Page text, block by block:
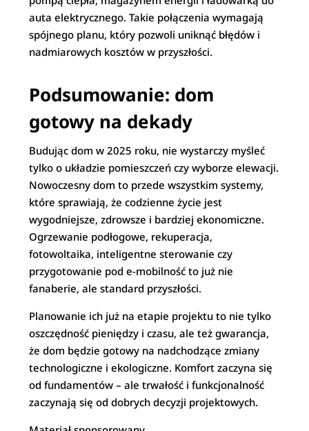
auta elektrycznego. Takie połączenia wymagają
spójnego planu, który pozwoli uniknąć błędów i
nadmiarowych kosztów w przyszłości.
Podsumowanie: dom
gotowy na dekady
Budując dom w 2025 roku, nie wystarczy myśleć
tylko o układzie pomieszczeń czy wyborze elewacji.
Nowoczesny dom to przede wszystkim systemy,
które sprawiają, że codzienne życie jest
wygodniejsze, zdrowsze i bardziej ekonomiczne.
Ogrzewanie podłogowe, rekuperacja,
fotowoltaika, inteligentne sterowanie czy
przygotowanie pod e-mobilność to już nie
fanaberie, ale standard przyszłości.
Planowanie ich już na etapie projektu to nie tylko
oszczędność pieniędzy i czasu, ale też gwarancja,
że dom będzie gotowy na nadchodzące zmiany
technologiczne i ekologiczne. Komfort zaczyna się
od fundamentów – ale trwałość i funkcjonalność
zaczynają się od dobrych decyzji projektowych.